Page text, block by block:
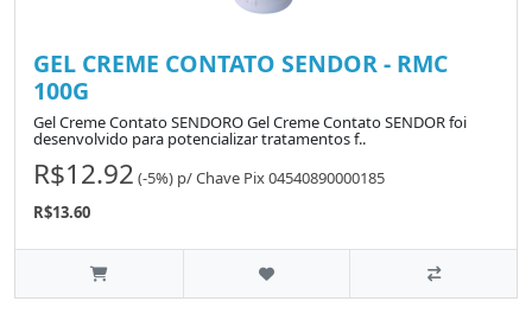
GEL CREME CONTATO SENDOR - RMC
100G
Gel Creme Contato SENDORO Gel Creme Contato SENDOR foi
desenvolvido para potencializar tratamentos f..
R$12.92 (-5%) p/Chave Pix 04540890000185
R$13.60